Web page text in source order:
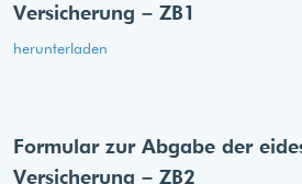
Versicherung – ZB1
herunterladen
Formular zur Abgabe der
Versicherung – ZB2